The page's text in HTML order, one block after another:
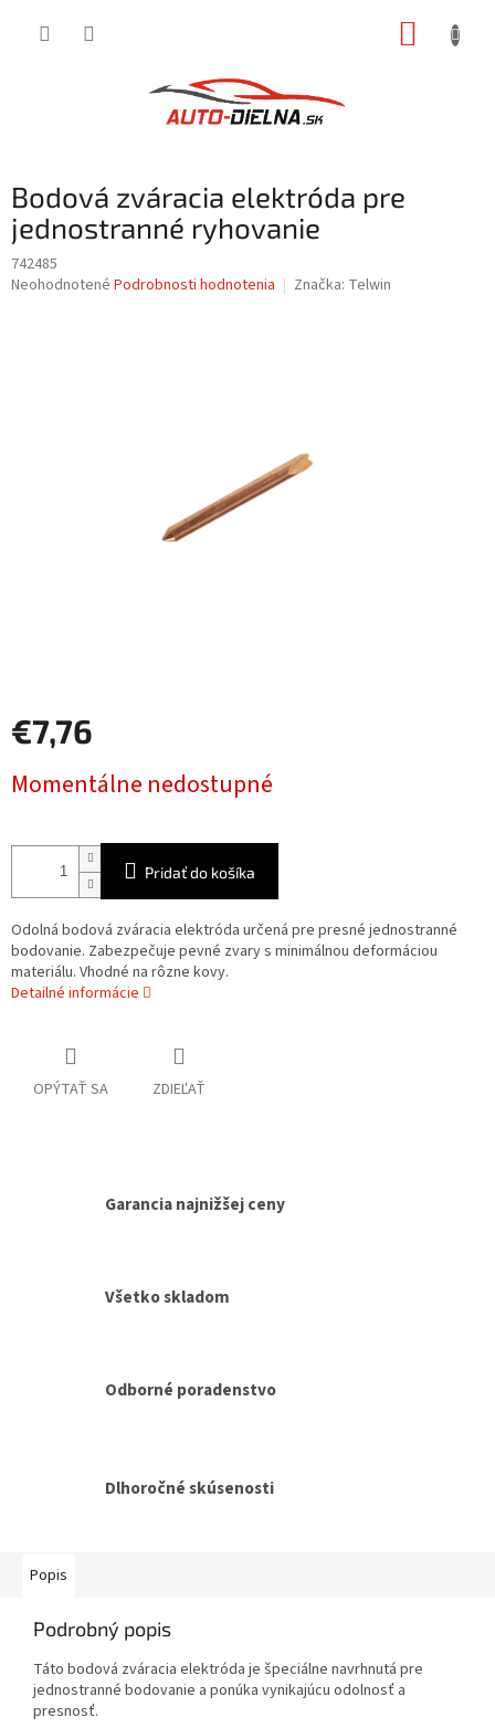
Bodová zváracia elektróda pre
jednostranné ryhovanie
742485
Priemerné
Neohodnotené Podrobnosti hodnotenia Značka: Telwin
€7,76
cena:
Momentálne nedostupné
Pridať do košíka
Odolná bodová zváracia elektróda určená pre presné jednostranné
bodovanie. Zabezpečuje pevné zvary s minimálnou deformáciou
materiálu. Vhodné na rôzne kovy.
Detailné informácie
OPÝTAŤ SA ZDIEĽAŤ
Garancia najnižšej ceny
Všetko skladom
Odborné poradenstvo
Dlhoročné skúsenosti
Popis
Podrobný popis
Táto bodová zváracia elektróda je špeciálne navrhnutá pre
jednostranné bodovanie a ponúka vynikajúcu odolnosť a
presnosť.